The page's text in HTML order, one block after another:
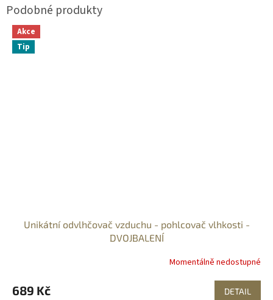
Akce
Tip
Unikátní odvlhčovač vzduchu - pohlcovač vlhkosti -
DVOJBALENÍ
Momentálně nedostupné
689 Kč DETAIL